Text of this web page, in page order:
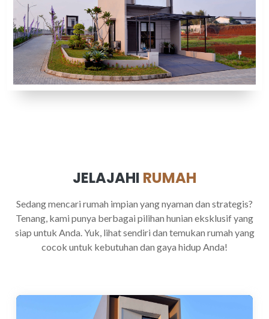
JELAJAHI RUMAH
Sedang mencari rumah impian yang nyaman dan strategis?
Tenang, kami punya berbagai pilihan hunian eksklusif yang
siap untuk Anda. Yuk, lihat sendiri dan temukan rumah yang
cocok untuk kebutuhan dan gaya hidup Anda!